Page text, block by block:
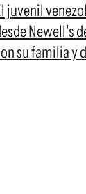
juvenil
Newell's
su familia y